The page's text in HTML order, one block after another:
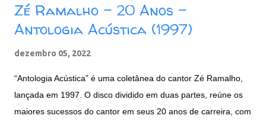
Zé Ramalho - 20 Anos -
Antologia Acústica (1997)
dezembro 05, 2022
“Antologia Acústica” é uma coletânea do cantor Zé Ramalho,
lançada em 1997. O disco dividido em duas partes, reúne os
maiores sucessos do cantor em seus 20 anos de carreira, com